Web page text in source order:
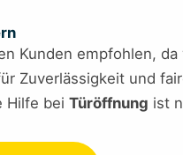
Kunden empfohlen,
und
Hilfe bei Türöffnung ist